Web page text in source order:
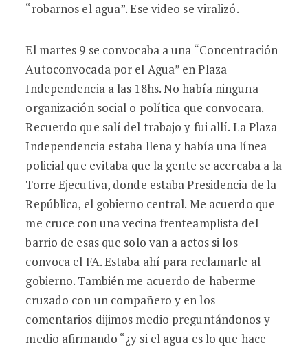
“robarnos el agua”. Ese video se viralizó.
El martes 9 se convocaba a una “Concentración
Autoconvocada por el Agua” en Plaza
Independencia a las 18hs. No había ninguna
organización social o política que convocara.
Recuerdo que salí del trabajo y fui allí. La Plaza
Independencia estaba llena y había una línea
policial que evitaba que la gente se acercaba a la
Torre Ejecutiva, donde estaba Presidencia de la
República, el gobierno central. Me acuerdo que
me cruce con una vecina frenteamplista del
barrio de esas que solo van a actos si los
convoca el FA. Estaba ahí para reclamarle al
gobierno. También me acuerdo de haberme
cruzado con un compañero y en los
comentarios dijimos medio preguntándonos y
medio afirmando “¿y si el agua es lo que hace